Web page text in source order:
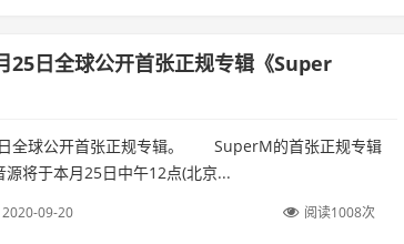
25日全球公开首张正规专辑《Super
全球公开首张正规专辑。 SuperM的首张正规专辑
源将于本月25日中午12点(北京...
2020-09-20 阅读1008次